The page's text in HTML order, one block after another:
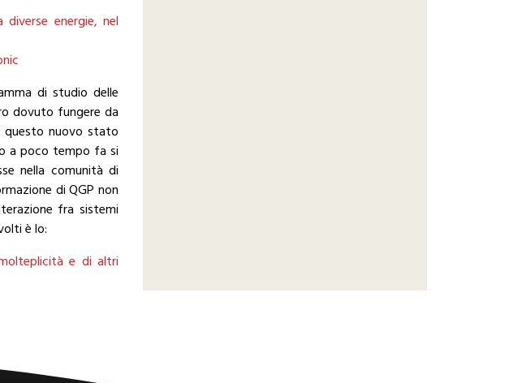
energie, nel
di studio delle
dovuto fungere da
questo nuovo stato
a poco tempo fa si
nella comunità di
di QGP non
fra sistemi
è lo:
e di altri